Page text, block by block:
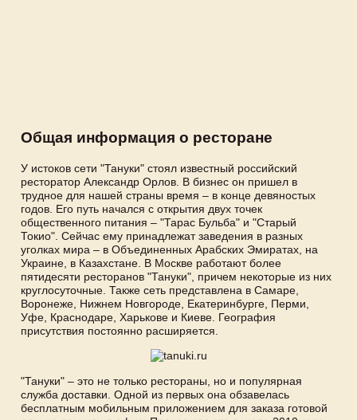
Общая информация о ресторане
У истоков сети "Тануки" стоял известный российский
ресторатор Александр Орлов. В бизнес он пришел в
трудное для нашей страны время – в конце девяностых
годов. Его путь начался с открытия двух точек
общественного питания – "Тарас Бульба" и "Старый
Токио". Сейчас ему принадлежат заведения в разных
уголках мира – в Объединенных Арабских Эмиратах, на
Украине, в Казахстане. В Москве работают более
пятидесяти ресторанов "Тануки", причем некоторые из них
круглосуточные. Также сеть представлена в Самаре,
Воронеже, Нижнем Новгороде, Екатеринбурге, Перми,
Уфе, Краснодаре, Харькове и Киеве. География
присутствия постоянно расширяется.
"Тануки" – это не только рестораны, но и популярная
служба доставки. Одной из первых она обзавелась
бесплатным мобильным приложением для заказа готовой